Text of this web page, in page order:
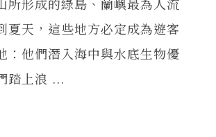
夏天，這些地方必定成為遊客
：他們潛入海中與水底生物優
踏上浪 ...